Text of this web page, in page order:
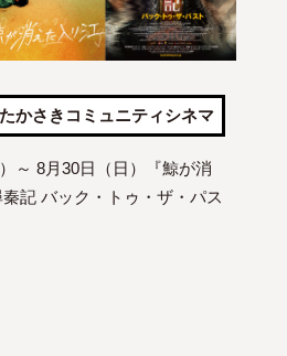
たかさきコミュニティシネマ
～ 8月30日（日）『鯨が消
記 バック・トゥ・ザ・パス